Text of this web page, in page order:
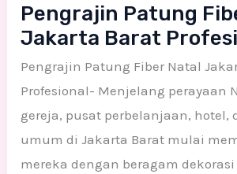
Pengrajin Patung
Jakarta Barat
Pengrajin Patung Fiber Natal
Profesional- Menjelang perayaan
gereja, pusat perbelanjaan, hotel,
umum di Jakarta Barat mulai
mereka dengan beragam